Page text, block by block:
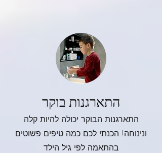
התארגנות בוקר
התארגנות הבוקר יכולה להיות קלה
ונינוחה! הכנתי לכם כמה טיפים פשוטים
בהתאמה לפי גיל הילד